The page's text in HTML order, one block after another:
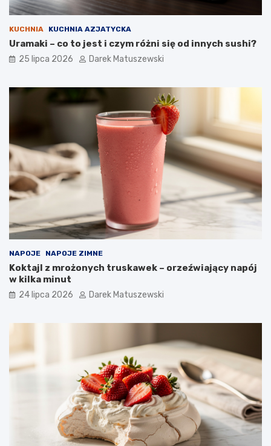
KUCHNIA KUCHNIA AZJATYCKA
Uramaki – co to jest i czym różni się od innych sushi?
25 lipca 2026 Darek Matuszewski
NAPOJE NAPOJE ZIMNE
Koktajl z mrożonych truskawek – orzeźwiający napój
w kilka minut
24 lipca 2026 Darek Matuszewski